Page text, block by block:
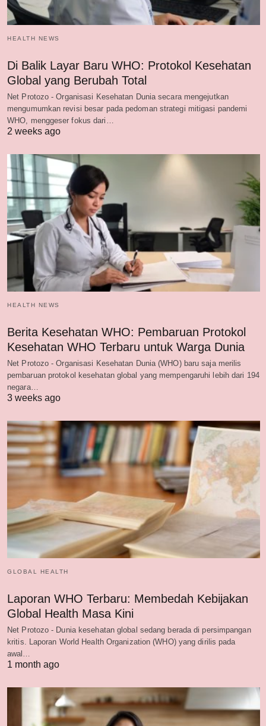
HEALTH NEWS
Di Balik Layar Baru WHO: Protokol Kesehatan
Global yang Berubah Total
Net Protozo - Organisasi Kesehatan Dunia secara mengejutkan
mengumumkan revisi besar pada pedoman strategi mitigasi pandemi
WHO, menggeser fokus dari…
2 weeks ago
HEALTH NEWS
Berita Kesehatan WHO: Pembaruan Protokol
Kesehatan WHO Terbaru untuk Warga Dunia
Net Protozo - Organisasi Kesehatan Dunia (WHO) baru saja merilis
pembaruan protokol kesehatan global yang mempengaruhi lebih dari 194
negara…
3 weeks ago
GLOBAL HEALTH
Laporan WHO Terbaru: Membedah Kebijakan
Global Health Masa Kini
Net Protozo - Dunia kesehatan global sedang berada di persimpangan
kritis. Laporan World Health Organization (WHO) yang dirilis pada
awal…
1 month ago